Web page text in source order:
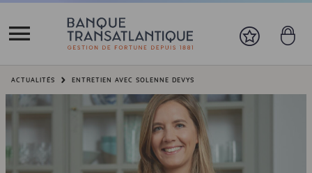
Vous êtes ici:
ACTUALITÉS ENTRETIEN AVEC SOLENNE DEVYS